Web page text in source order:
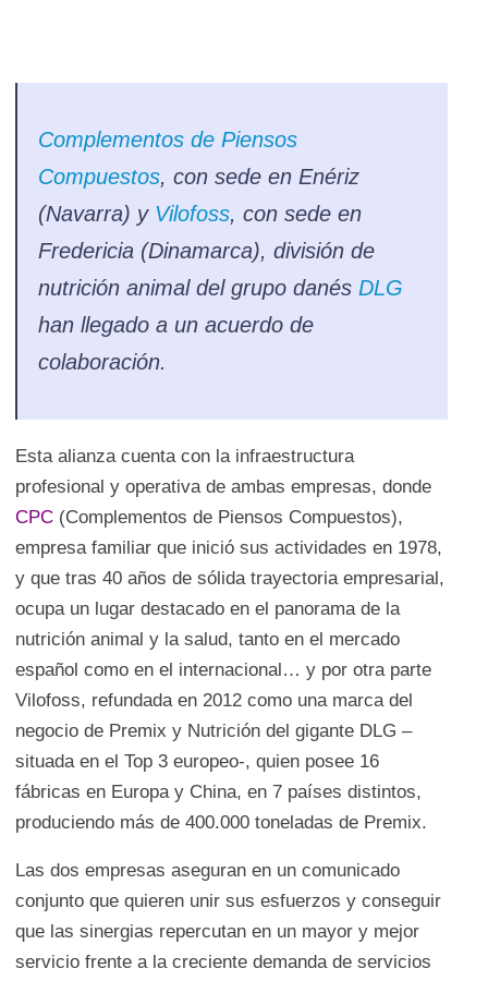
Complementos de Piensos
Compuestos, con sede en Enériz
(Navarra) y Vilofoss, con sede en
Fredericia (Dinamarca), división de
nutrición animal del grupo danésDLG
han llegado a un acuerdo de
colaboración.
Esta alianza cuenta con la infraestructura
profesional y operativa de ambas empresas, donde
CPC(Complementos de Piensos Compuestos),
empresa familiar que inició sus actividades en 1978,
y que tras 40 años de sólida trayectoria empresarial,
ocupa un lugar destacado en el panorama de la
nutrición animal y la salud, tanto en el mercado
español como en el internacional… y por otra parte
Vilofoss, refundada en 2012 como una marca del
negocio de Premix y Nutrición del gigante DLG –
situada en el Top 3 europeo-, quien posee 16
fábricas en Europa y China, en 7 países distintos,
produciendo más de 400.000 toneladas de Premix.
Las dos empresas aseguran en un comunicado
conjunto que quieren unir sus esfuerzos y conseguir
que las sinergias repercutan en un mayor y mejor
servicio frente a la creciente demanda de servicios